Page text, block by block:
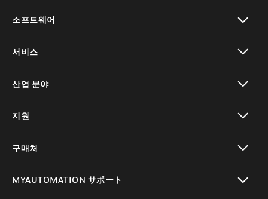
소프트웨어
서비스
산업 분야
지원
구매처
MYAUTOMATION サポート